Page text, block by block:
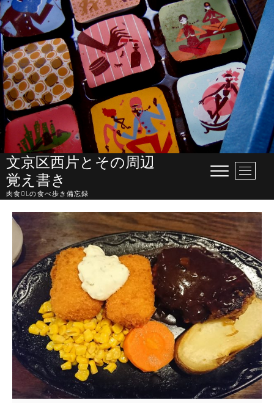
Skip
to
content
文京区西片とその周辺
覚え書き
肉食OLの食べ歩き備忘録
M
e
u
B
u
t
t
o
n